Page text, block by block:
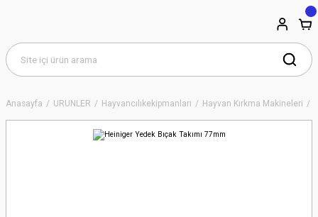
Anasayfa ÜRÜNLER Hayvancılıkekipmanları Hayvan Kırkma Makineleri